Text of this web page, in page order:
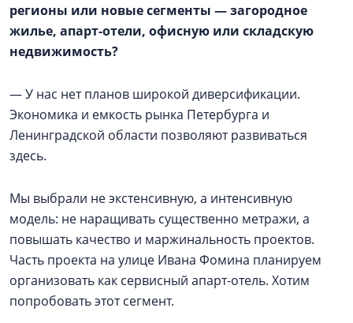
регионы или новые сегменты — загородное
жилье, апарт-отели, офисную или складскую
недвижимость?
— У нас нет планов широкой диверсификации.
Экономика и емкость рынка Петербурга и
Ленинградской области позволяют развиваться
здесь.
Мы выбрали не экстенсивную, а интенсивную
модель: не наращивать существенно метражи, а
повышать качество и маржинальность проектов.
Часть проекта на улице Ивана Фомина планируем
организовать как сервисный апарт-отель. Хотим
попробовать этот сегмент.